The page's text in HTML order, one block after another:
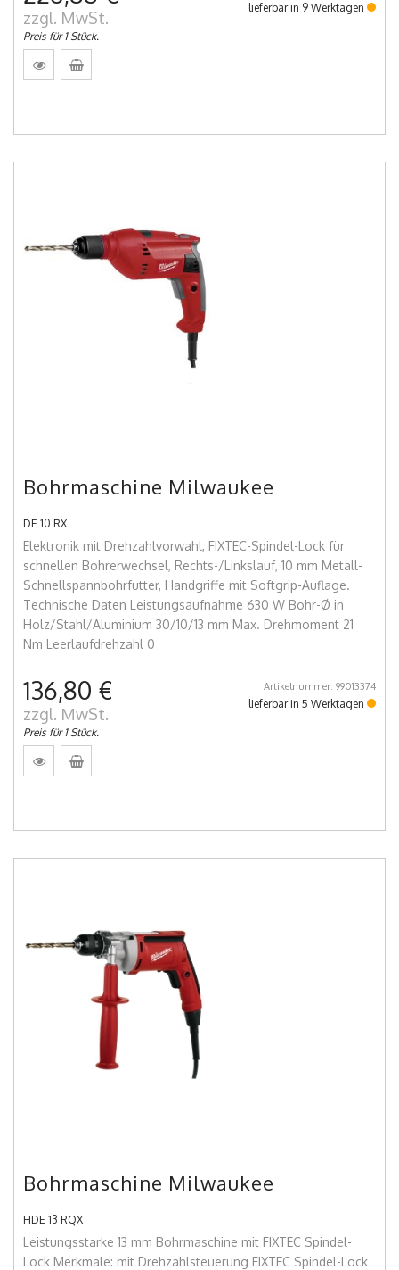
zzgl. MwSt.
Preis für 1 Stück.
lieferbar in 9 Werktagen
Bohrmaschine Milwaukee
DE 10 RX
Elektronik mit Drehzahlvorwahl, FIXTEC-Spindel-Lock für
schnellen Bohrerwechsel, Rechts-/Linkslauf, 10 mm Metall-
Schnellspannbohrfutter, Handgriffe mit Softgrip-Auflage.
Technische Daten Leistungsaufnahme 630 W Bohr-Ø in
Holz/Stahl/Aluminium 30/10/13 mm Max. Drehmoment 21
Nm Leerlaufdrehzahl 0
136,80 €
zzgl. MwSt.
Preis für 1 Stück.
Artikelnummer: 99013374
lieferbar in 5 Werktagen
Bohrmaschine Milwaukee
HDE 13 RQX
Leistungsstarke 13 mm Bohrmaschine mit FIXTEC Spindel-
Lock Merkmale: mit Drehzahlsteuerung FIXTEC Spindel-Lock